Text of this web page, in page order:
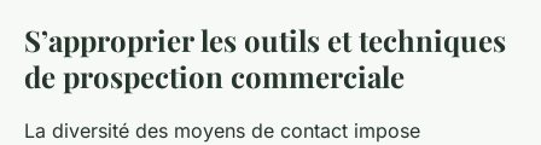
S’approprier les outils et techniques
de prospection commerciale
La diversité des moyens de contact impose